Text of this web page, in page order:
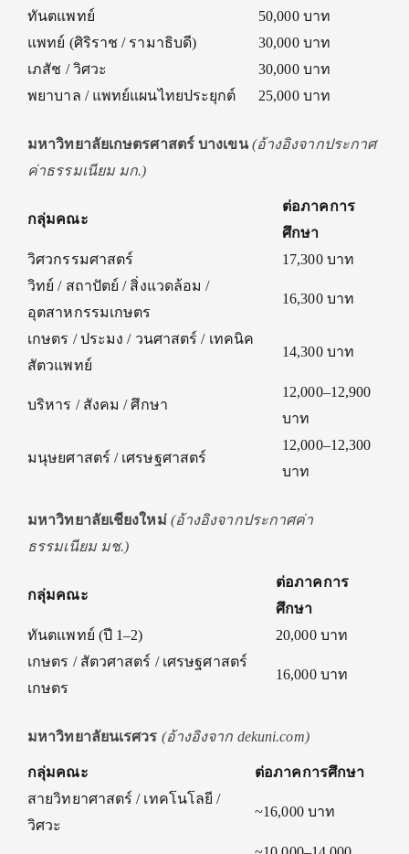
ทันตแพทย์
50,000 บาท
แพทย์ (ศิริราช / รามาธิบดี)
30,000 บาท
เภสัช / วิศวะ
30,000 บาท
พยาบาล / แพทย์แผนไทยประยุกต์
25,000 บาท
มหาวิทยาลัยเกษตรศาสตร์ บางเขน (อ้างอิงจากประกาศ
ค่าธรรมเนียม มก.)
กลุ่มคณะ
ต่อภาคการ
ศึกษา
วิศวกรรมศาสตร์
17,300 บาท
วิทย์ / สถาปัตย์ / สิ่งแวดล้อม /
อุตสาหกรรมเกษตร
16,300 บาท
เกษตร / ประมง / วนศาสตร์ / เทคนิค
สัตวแพทย์
14,300 บาท
บริหาร / สังคม / ศึกษา
12,000–12,900
บาท
มนุษยศาสตร์ / เศรษฐศาสตร์
12,000–12,300
บาท
มหาวิทยาลัยเชียงใหม่ (อ้างอิงจากประกาศค่า
ธรรมเนียม มช.)
กลุ่มคณะ
ต่อภาคการ
ศึกษา
ทันตแพทย์ (ปี 1–2)
20,000 บาท
เกษตร / สัตวศาสตร์ / เศรษฐศาสตร์
เกษตร
16,000 บาท
มหาวิทยาลัยนเรศวร (อ้างอิงจาก dekuni.com)
กลุ่มคณะ
ต่อภาคการศึกษา
สายวิทยาศาสตร์ / เทคโนโลยี /
วิศวะ
~16,000 บาท